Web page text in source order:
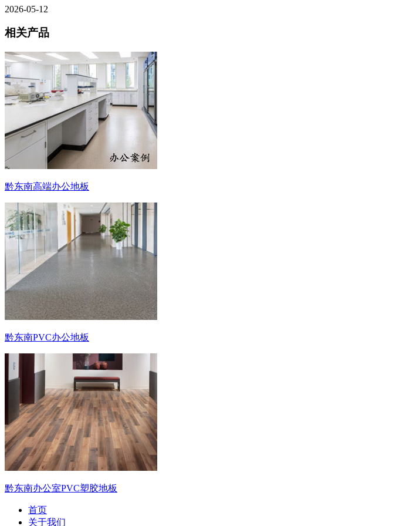
2026-05-12
相关产品
黔东南高端办公地板
黔东南PVC办公地板
黔东南办公室PVC塑胶地板
首页
关于我们